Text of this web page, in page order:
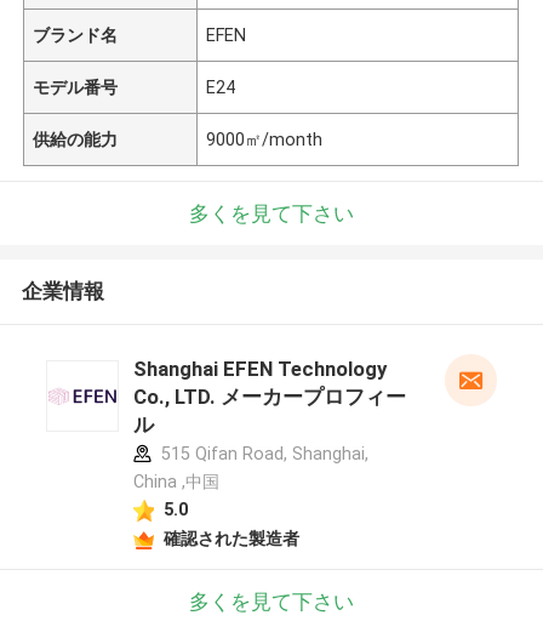
ブランド名 EFEN
モデル番号 E24
供給の能力 9000㎡/month
多くを見て下さい
企業情報
Shanghai EFEN Technology
Co., LTD. メーカープロフィー
ル
515 Qifan Road, Shanghai,
China ,中国
5.0
確認された製造者
多くを見て下さい